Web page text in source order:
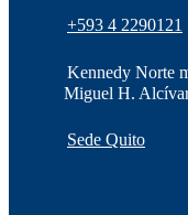
+593 4 2290121
Kennedy Norte
Miguel H.
Sede Quito